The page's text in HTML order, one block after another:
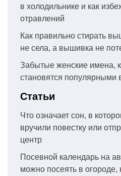
в холодильнике и как
отравлений
Как правильно стирать
не села, а вышивка не
Забытые женские имена,
становятся популярными
Статьи
Что означает сон, в
вручили повестку или
центр
Посевной календарь на
можно посеять в огороде,